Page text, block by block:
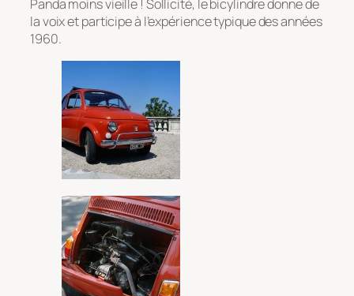
Panda moins vieille ! Sollicité, le bicylindre donne de
la voix et participe à l’expérience typique des années
1960.